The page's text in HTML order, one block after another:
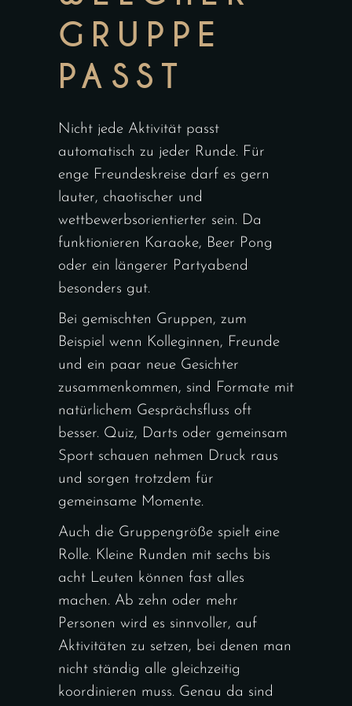
GRUPPE
PASST
Nicht jede Aktivität passt
automatisch zu jeder Runde. Für
enge Freundeskreise darf es gern
lauter, chaotischer und
wettbewerbsorientierter sein. Da
funktionieren Karaoke, Beer Pong
oder ein längerer Partyabend
besonders gut.
Bei gemischten Gruppen, zum
Beispiel wenn Kolleginnen, Freunde
und ein paar neue Gesichter
zusammenkommen, sind Formate mit
natürlichem Gesprächsfluss oft
besser. Quiz, Darts oder gemeinsam
Sport schauen nehmen Druck raus
und sorgen trotzdem für
gemeinsame Momente.
Auch die Gruppengröße spielt eine
Rolle. Kleine Runden mit sechs bis
acht Leuten können fast alles
machen. Ab zehn oder mehr
Personen wird es sinnvoller, auf
Aktivitäten zu setzen, bei denen man
nicht ständig alle gleichzeitig
koordinieren muss. Genau da sind